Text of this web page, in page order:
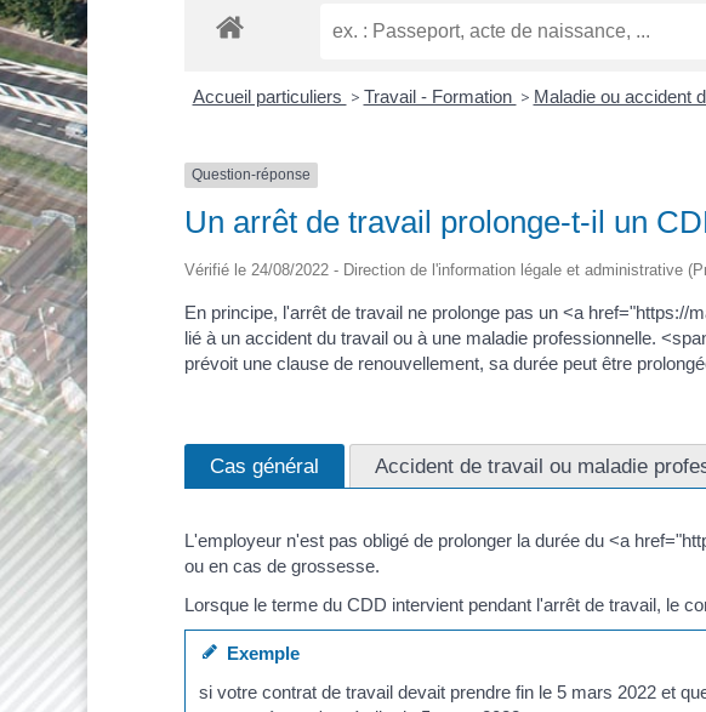
Accueil particuliers > Travail - Formation > Maladie ou accident
Question-réponse
Un arrêt de travail prolonge-t-il un
Vérifié le 24/08/2022 - Direction de l'information légale et administrative
En principe, l'arrêt de travail ne prolonge pas un <a
lié à un accident du travail ou à une maladie professionnelle.
prévoit une clause de renouvellement, sa durée peut être
Cas général Accident de travail ou maladie
L'employeur n'est pas obligé de prolonger la durée du <a
ou en cas de grossesse.
Lorsque le terme du CDD intervient pendant l'arrêt de travail, le
Exemple
si votre contrat de travail devait prendre fin le 5 mars 2022 et